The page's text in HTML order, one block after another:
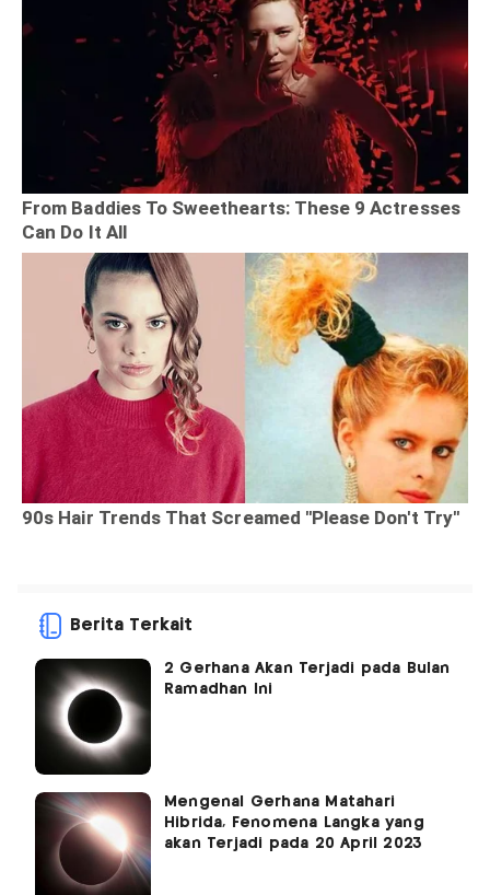
Berita Terkait
2 Gerhana Akan Terjadi pada Bulan
Ramadhan Ini
Mengenal Gerhana Matahari
Hibrida, Fenomena Langka yang
akan Terjadi pada 20 April 2023